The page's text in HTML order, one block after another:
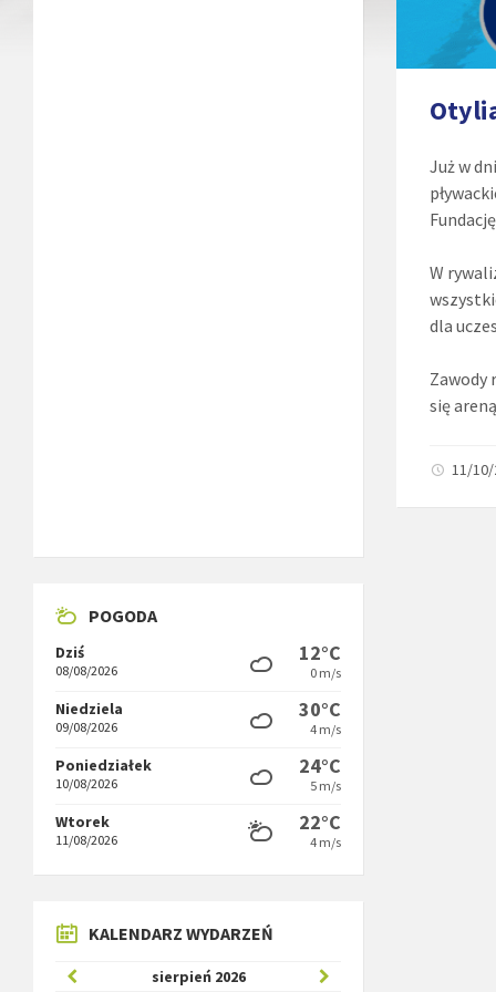
Już w
W
dla
Zawody
się
11/
POGODA
Dziś
08/08/2026
12°C
0 m/s
Niedziela
09/08/2026
30°C
4 m/s
Poniedziałek
10/08/2026
24°C
5 m/s
Wtorek
11/08/2026
22°C
4 m/s
KALENDARZ WYDARZEŃ
sierpień 2026
Poprzedni